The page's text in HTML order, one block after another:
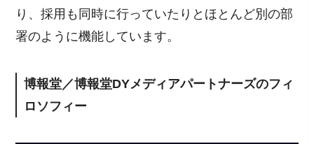
り、採用も同時に行っていたりとほとんど別の部
署のように機能しています。
博報堂／博報堂DYメディアパートナーズのフィ
ロソフィー